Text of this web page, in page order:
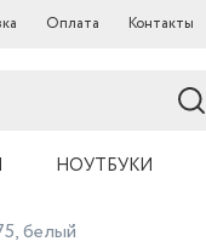
Оплата Контакты
НОУТБУКИ
белый